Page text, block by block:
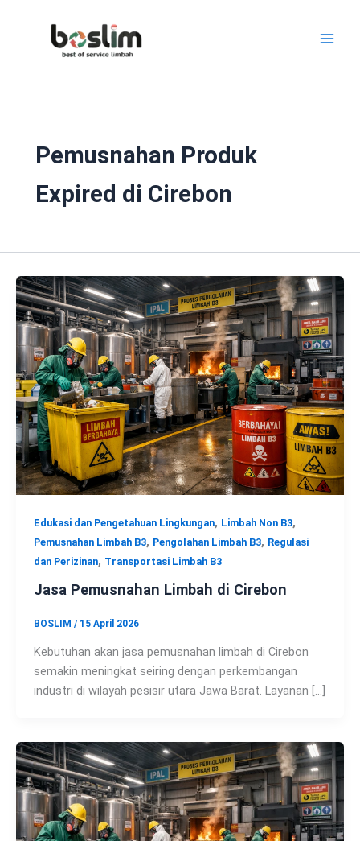
Pemusnahan Produk
Expired di Cirebon
Edukasi dan Pengetahuan Lingkungan, Limbah Non B3,
Pemusnahan Limbah B3, Pengolahan Limbah B3, Regulasi
dan Perizinan, Transportasi Limbah B3
Jasa Pemusnahan Limbah di Cirebon
BOSLIM / 15 April 2026
Kebutuhan akan jasa pemusnahan limbah di Cirebon
semakin meningkat seiring dengan perkembangan
industri di wilayah pesisir utara Jawa Barat. Layanan […]